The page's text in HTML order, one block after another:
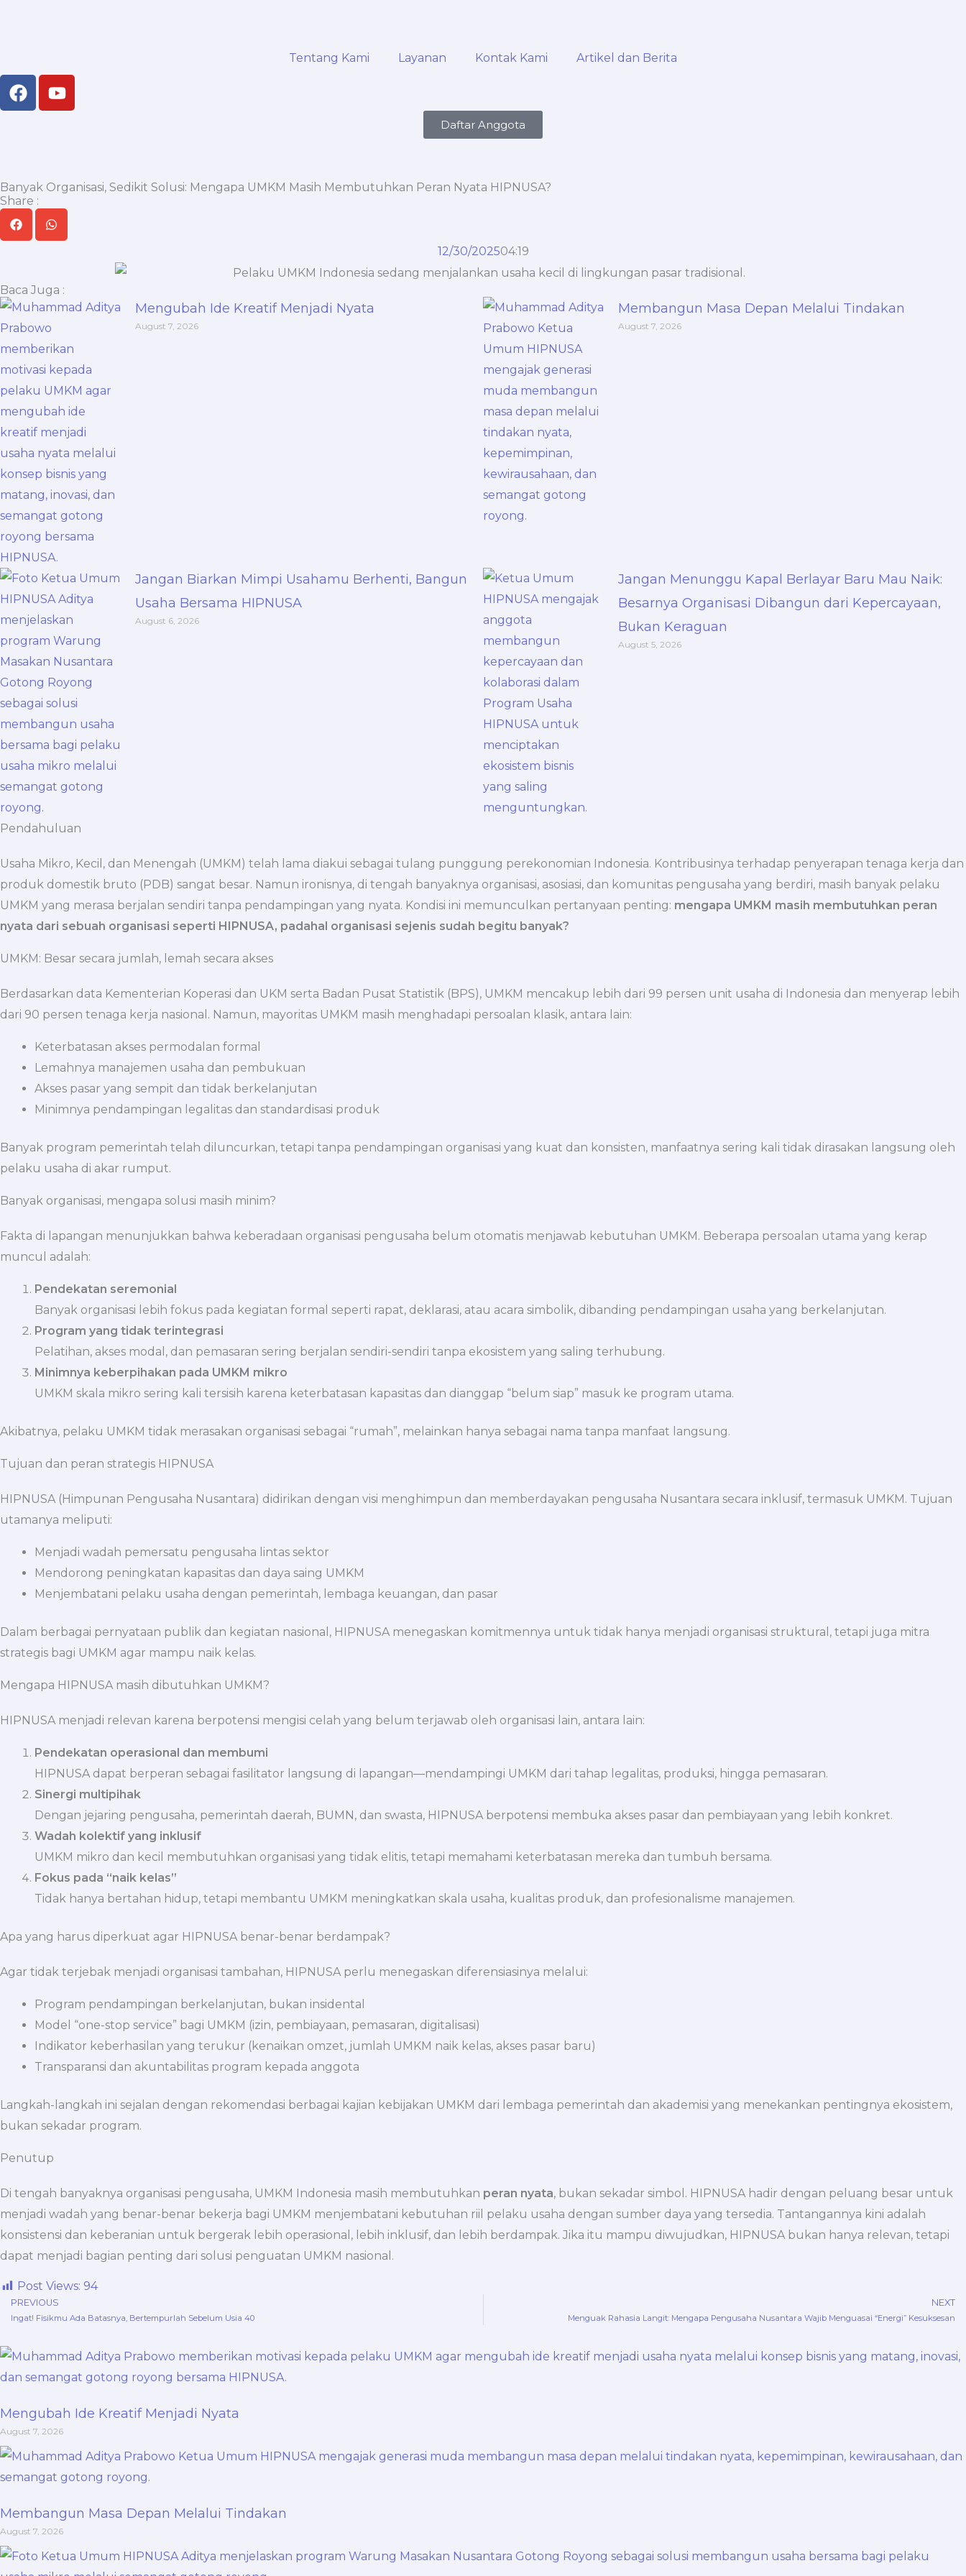
Tentang Kami Layanan Kontak Kami Artikel dan Berita
F
a
o
k
Y
o
e
Daftar Anggota
Banyak Organisasi, Sedikit Solusi: Mengapa UMKM Masih Membutuhkan Peran Nyata HIPNUSA?
Share :
12/30/202504:19
Baca Juga :
Mengubah Ide Kreatif Menjadi Nyata
August 7, 2026
Membangun Masa Depan Melalui Tindakan
August 7, 2026
Jangan Biarkan Mimpi Usahamu Berhenti, Bangun
Usaha Bersama HIPNUSA
August 6, 2026
Jangan Menunggu Kapal Berlayar Baru Mau Naik:
Besarnya Organisasi Dibangun dari Kepercayaan,
Bukan Keraguan
August 5, 2026
Pendahuluan
Usaha Mikro, Kecil, dan Menengah (UMKM) telah lama diakui sebagai tulang punggung perekonomian Indonesia. Kontribusinya terhadap penyerapan tenaga kerja dan
produk domestik bruto (PDB) sangat besar. Namun ironisnya, di tengah banyaknya organisasi, asosiasi, dan komunitas pengusaha yang berdiri, masih banyak pelaku
UMKM yang merasa berjalan sendiri tanpa pendampingan yang nyata. Kondisi ini memunculkan pertanyaan penting: mengapa UMKM masih membutuhkan peran
nyata dari sebuah organisasi seperti HIPNUSA, padahal organisasi sejenis sudah begitu banyak?
UMKM: Besar secara jumlah, lemah secara akses
Berdasarkan data Kementerian Koperasi dan UKM serta Badan Pusat Statistik (BPS), UMKM mencakup lebih dari 99 persen unit usaha di Indonesia dan menyerap lebih
dari 90 persen tenaga kerja nasional. Namun, mayoritas UMKM masih menghadapi persoalan klasik, antara lain:
Keterbatasan akses permodalan formal
Lemahnya manajemen usaha dan pembukuan
Akses pasar yang sempit dan tidak berkelanjutan
Minimnya pendampingan legalitas dan standardisasi produk
Banyak program pemerintah telah diluncurkan, tetapi tanpa pendampingan organisasi yang kuat dan konsisten, manfaatnya sering kali tidak dirasakan langsung oleh
pelaku usaha di akar rumput.
Banyak organisasi, mengapa solusi masih minim?
Fakta di lapangan menunjukkan bahwa keberadaan organisasi pengusaha belum otomatis menjawab kebutuhan UMKM. Beberapa persoalan utama yang kerap
muncul adalah:
Pendekatan seremonial
Banyak organisasi lebih fokus pada kegiatan formal seperti rapat, deklarasi, atau acara simbolik, dibanding pendampingan usaha yang berkelanjutan.
Program yang tidak terintegrasi
Pelatihan, akses modal, dan pemasaran sering berjalan sendiri-sendiri tanpa ekosistem yang saling terhubung.
Minimnya keberpihakan pada UMKM mikro
UMKM skala mikro sering kali tersisih karena keterbatasan kapasitas dan dianggap “belum siap” masuk ke program utama.
Akibatnya, pelaku UMKM tidak merasakan organisasi sebagai “rumah”, melainkan hanya sebagai nama tanpa manfaat langsung.
Tujuan dan peran strategis HIPNUSA
HIPNUSA (Himpunan Pengusaha Nusantara) didirikan dengan visi menghimpun dan memberdayakan pengusaha Nusantara secara inklusif, termasuk UMKM. Tujuan
utamanya meliputi:
Menjadi wadah pemersatu pengusaha lintas sektor
Mendorong peningkatan kapasitas dan daya saing UMKM
Menjembatani pelaku usaha dengan pemerintah, lembaga keuangan, dan pasar
Dalam berbagai pernyataan publik dan kegiatan nasional, HIPNUSA menegaskan komitmennya untuk tidak hanya menjadi organisasi struktural, tetapi juga mitra
strategis bagi UMKM agar mampu naik kelas.
Mengapa HIPNUSA masih dibutuhkan UMKM?
HIPNUSA menjadi relevan karena berpotensi mengisi celah yang belum terjawab oleh organisasi lain, antara lain:
Pendekatan operasional dan membumi
HIPNUSA dapat berperan sebagai fasilitator langsung di lapangan—mendampingi UMKM dari tahap legalitas, produksi, hingga pemasaran.
Sinergi multipihak
Dengan jejaring pengusaha, pemerintah daerah, BUMN, dan swasta, HIPNUSA berpotensi membuka akses pasar dan pembiayaan yang lebih konkret.
Wadah kolektif yang inklusif
UMKM mikro dan kecil membutuhkan organisasi yang tidak elitis, tetapi memahami keterbatasan mereka dan tumbuh bersama.
Fokus pada “naik kelas”
Tidak hanya bertahan hidup, tetapi membantu UMKM meningkatkan skala usaha, kualitas produk, dan profesionalisme manajemen.
Apa yang harus diperkuat agar HIPNUSA benar-benar berdampak?
Agar tidak terjebak menjadi organisasi tambahan, HIPNUSA perlu menegaskan diferensiasinya melalui:
Program pendampingan berkelanjutan, bukan insidental
Model “one-stop service” bagi UMKM (izin, pembiayaan, pemasaran, digitalisasi)
Indikator keberhasilan yang terukur (kenaikan omzet, jumlah UMKM naik kelas, akses pasar baru)
Transparansi dan akuntabilitas program kepada anggota
Langkah-langkah ini sejalan dengan rekomendasi berbagai kajian kebijakan UMKM dari lembaga pemerintah dan akademisi yang menekankan pentingnya ekosistem,
bukan sekadar program.
Penutup
Di tengah banyaknya organisasi pengusaha, UMKM Indonesia masih membutuhkan peran nyata, bukan sekadar simbol. HIPNUSA hadir dengan peluang besar untuk
menjadi wadah yang benar-benar bekerja bagi UMKM menjembatani kebutuhan riil pelaku usaha dengan sumber daya yang tersedia. Tantangannya kini adalah
konsistensi dan keberanian untuk bergerak lebih operasional, lebih inklusif, dan lebih berdampak. Jika itu mampu diwujudkan, HIPNUSA bukan hanya relevan, tetapi
dapat menjadi bagian penting dari solusi penguatan UMKM nasional.
Post Views: 94
Prev
PREVIOUS
Ingat! Fisikmu Ada Batasnya, Bertempurlah Sebelum Usia 40
NEXT
Menguak Rahasia Langit: Mengapa Pengusaha Nusantara Wajib Menguasai “Energi” Kesuksesan
Mengubah Ide Kreatif Menjadi Nyata
August 7, 2026
Membangun Masa Depan Melalui Tindakan
August 7, 2026